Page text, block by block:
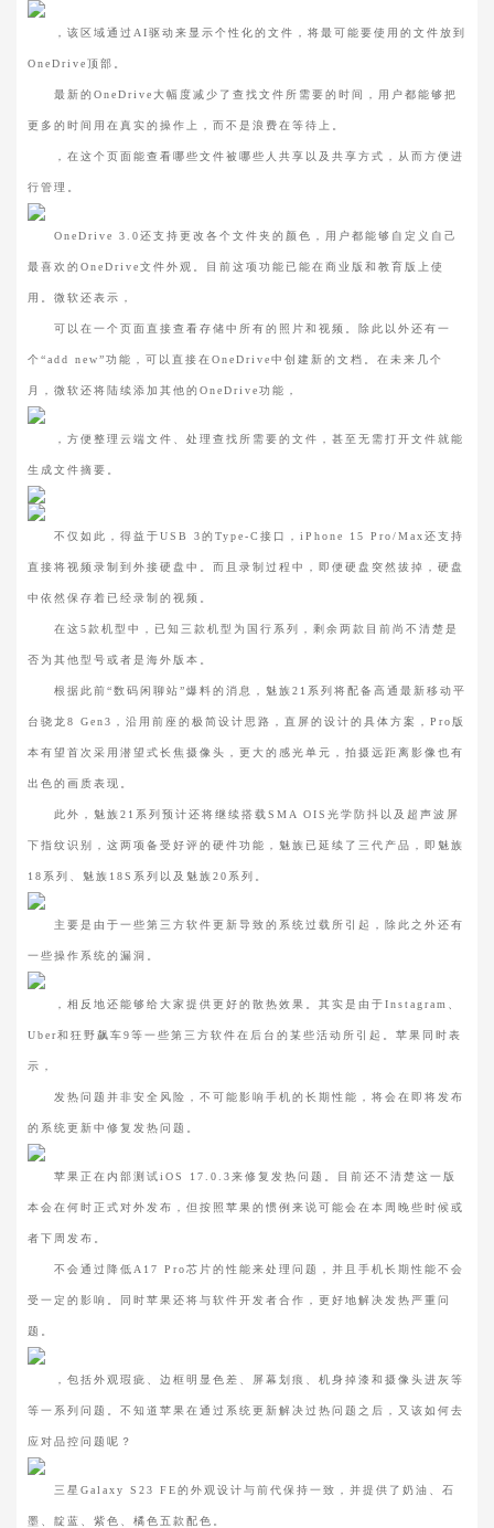
，该区域通过AI驱动来显示个性化的文件，将最可能要使用的文件放到
OneDrive顶部。
最新的OneDrive大幅度减少了查找文件所需要的时间，用户都能够把
更多的时间用在真实的操作上，而不是浪费在等待上。
，在这个页面能查看哪些文件被哪些人共享以及共享方式，从而方便进
行管理。
OneDrive 3.0还支持更改各个文件夹的颜色，用户都能够自定义自己
最喜欢的OneDrive文件外观。目前这项功能已能在商业版和教育版上使
用。微软还表示，
可以在一个页面直接查看存储中所有的照片和视频。除此以外还有一
个“add new”功能，可以直接在OneDrive中创建新的文档。在未来几个
月，微软还将陆续添加其他的OneDrive功能，
，方便整理云端文件、处理查找所需要的文件，甚至无需打开文件就能
生成文件摘要。
不仅如此，得益于USB 3的Type-C接口，iPhone 15 Pro/Max还支持
直接将视频录制到外接硬盘中。而且录制过程中，即便硬盘突然拔掉，硬盘
中依然保存着已经录制的视频。
在这5款机型中，已知三款机型为国行系列，剩余两款目前尚不清楚是
否为其他型号或者是海外版本。
根据此前“数码闲聊站”爆料的消息，魅族21系列将配备高通最新移动平
台骁龙8 Gen3，沿用前座的极简设计思路，直屏的设计的具体方案，Pro版
本有望首次采用潜望式长焦摄像头，更大的感光单元，拍摄远距离影像也有
出色的画质表现。
此外，魅族21系列预计还将继续搭载SMA OIS光学防抖以及超声波屏
下指纹识别，这两项备受好评的硬件功能，魅族已延续了三代产品，即魅族
18系列、魅族18S系列以及魅族20系列。
主要是由于一些第三方软件更新导致的系统过载所引起，除此之外还有
一些操作系统的漏洞。
，相反地还能够给大家提供更好的散热效果。其实是由于Instagram、
Uber和狂野飙车9等一些第三方软件在后台的某些活动所引起。苹果同时表
示，
发热问题并非安全风险，不可能影响手机的长期性能，将会在即将发布
的系统更新中修复发热问题。
苹果正在内部测试iOS 17.0.3来修复发热问题。目前还不清楚这一版
本会在何时正式对外发布，但按照苹果的惯例来说可能会在本周晚些时候或
者下周发布。
不会通过降低A17 Pro芯片的性能来处理问题，并且手机长期性能不会
受一定的影响。同时苹果还将与软件开发者合作，更好地解决发热严重问
题。
，包括外观瑕疵、边框明显色差、屏幕划痕、机身掉漆和摄像头进灰等
等一系列问题。不知道苹果在通过系统更新解决过热问题之后，又该如何去
应对品控问题呢？
三星Galaxy S23 FE的外观设计与前代保持一致，并提供了奶油、石
墨、靛蓝、紫色、橘色五款配色。